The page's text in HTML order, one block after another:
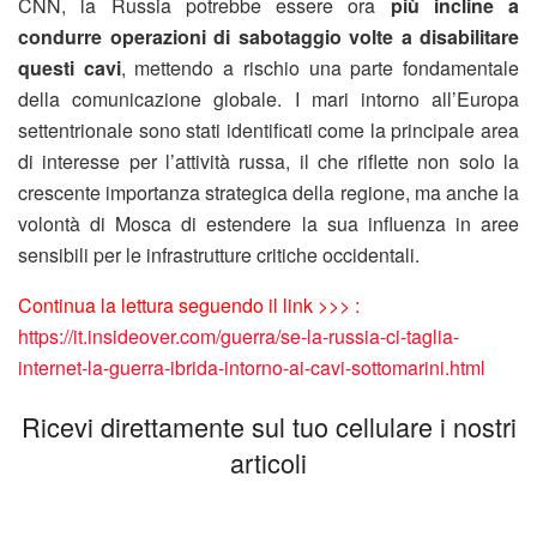
condurre operazioni di sabotaggio volte a disabilitare
questi cavi, mettendo a rischio una parte fondamentale
della comunicazione globale. I mari intorno all’Europa
settentrionale sono stati identificati come la principale area
di interesse per l’attività russa, il che riflette non solo la
crescente importanza strategica della regione, ma anche la
volontà di Mosca di estendere la sua influenza in aree
sensibili per le infrastrutture critiche occidentali.
Continua la lettura seguendo il link >>> :
https://it.insideover.com/guerra/se-la-russia-ci-taglia-
internet-la-guerra-ibrida-intorno-ai-cavi-sottomarini.html
Ricevi direttamente sul tuo cellulare i nostri
articoli